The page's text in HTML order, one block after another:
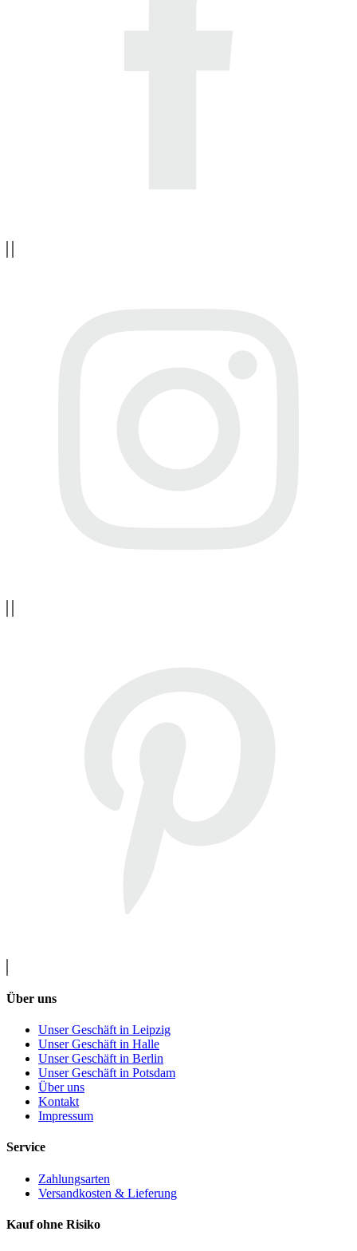
Über uns
Unser Geschäft in Leipzig
Unser Geschäft in Halle
Unser Geschäft in Berlin
Unser Geschäft in Potsdam
Über uns
Kontakt
Impressum
Service
Zahlungsarten
Versandkosten & Lieferung
Kauf ohne Risiko